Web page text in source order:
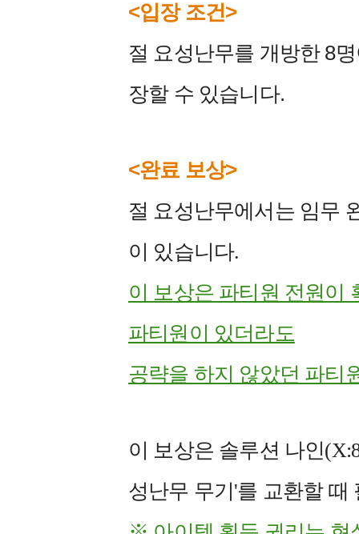
<입장 조건>
절 요성난무를 개방한 8
장할 수 있습니다.
<완료 보상>
절 요성난무에서는 임무
이 있습니다.
이 보상은 파티원 전원이
파티원이 있더라도
공략을 하지 않았던 파티
이 보상은 솔루션 나인
성난무 무기'를 교환할 때